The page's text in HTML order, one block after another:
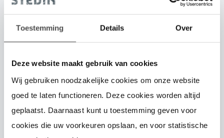
Toestemming Details Over
Deze website maakt gebruik van cookies
Wij gebruiken noodzakelijke cookies om onze website
goed te laten functioneren. Deze cookies worden altijd
geplaatst. Daarnaast kunt u toestemming geven voor
cookies die uw voorkeuren opslaan, en voor statistische
uw energieverbruiksmanager geen standen meer?
Dit kan betekenen dat de slimme meter een
communicatiestoring heeft.Dit checkt u zelf in 'Mijn
registreert de meter wel uw verbruik, maar door de
storing kunnen wij de meterstanden niet aan de
leverancier doorgeven. Hierdoor kan de leverancier
aan u vragen om de standen door te geven. Wij
willen de storing graag verhelpen.